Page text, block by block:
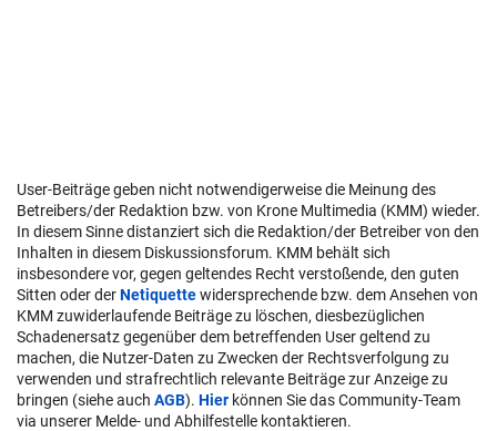
User-Beiträge geben nicht notwendigerweise die Meinung des
Betreibers/der Redaktion bzw. von Krone Multimedia (KMM) wieder.
In diesem Sinne distanziert sich die Redaktion/der Betreiber von den
Inhalten in diesem Diskussionsforum. KMM behält sich
insbesondere vor, gegen geltendes Recht verstoßende, den guten
Sitten oder derNetiquettewidersprechende bzw. dem Ansehen von
KMM zuwiderlaufende Beiträge zu löschen, diesbezüglichen
Schadenersatz gegenüber dem betreffenden User geltend zu
machen, die Nutzer-Daten zu Zwecken der Rechtsverfolgung zu
verwenden und strafrechtlich relevante Beiträge zur Anzeige zu
bringen (siehe auch AGB). Hier können Sie das Community-Team
via unserer Melde- und Abhilfestelle kontaktieren.